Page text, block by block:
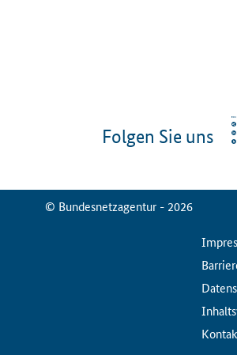
Folgen Sie uns
© Bundesnetzagentur - 2026
ServiceMenu